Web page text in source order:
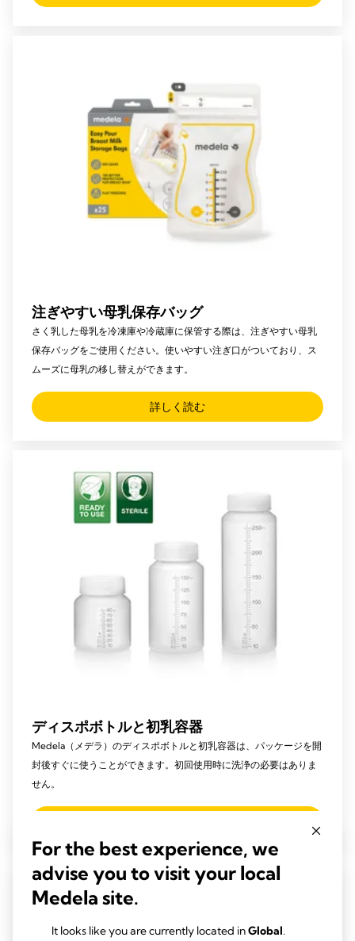
注ぎやすい母乳保存バッグ
さく乳した母乳を冷凍庫や冷蔵庫に保管する際は、注ぎやすい母乳
保存バッグをご使用ください。使いやすい注ぎ口がついており、ス
ムーズに母乳の移し替えができます。
詳しく読む
ディスポボトルと初乳容器
Medela（メデラ）のディスポボトルと初乳容器は、パッケージを開
封後すぐに使うことができます。初回使用時に洗浄の必要はありま
せん。
For the best experience, we
advise you to visit your local
Medela site.
It looks like you are currently located inGlobal.